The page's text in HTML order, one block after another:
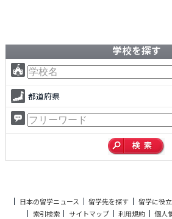
学校を探す
都道府県
日本の留学ニュース 留学先を探す 留学に役
索引検索
サイトマップ 利用規約
個人